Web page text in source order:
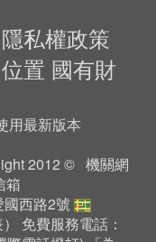
隱私權政策
置 國有財
用最新版本
2012 © 機關網
箱
西路2號
） 免費服務電話：